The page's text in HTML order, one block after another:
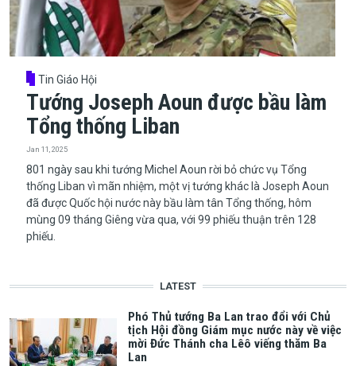
Tin Giáo Hội
Tướng Joseph Aoun được bầu làm
Tổng thống Liban
Jan 11, 2025
​​​​​​​801 ngày sau khi tướng Michel Aoun rời bỏ chức vụ Tổng
thống Liban vì mãn nhiệm, một vị tướng khác là Joseph Aoun
đã được Quốc hội nước này bầu làm tân Tổng thống, hôm
mùng 09 tháng Giêng vừa qua, với 99 phiếu thuận trên 128
phiếu.
LATEST
Phó Thủ tướng Ba Lan trao đổi với Chủ
tịch Hội đồng Giám mục nước này về việc
mời Đức Thánh cha Lêô viếng thăm Ba
Lan